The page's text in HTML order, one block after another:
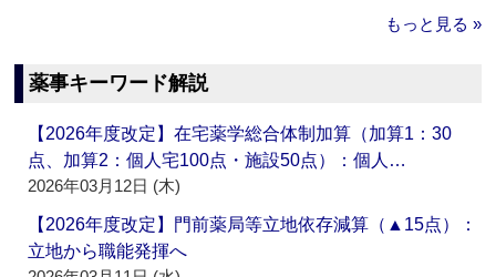
もっと見る »
薬事キーワード解説
【2026年度改定】在宅薬学総合体制加算（加算1：30
点、加算2：個人宅100点・施設50点）：個人…
2026年03月12日 (木)
【2026年度改定】門前薬局等立地依存減算（▲15点）：
立地から職能発揮へ